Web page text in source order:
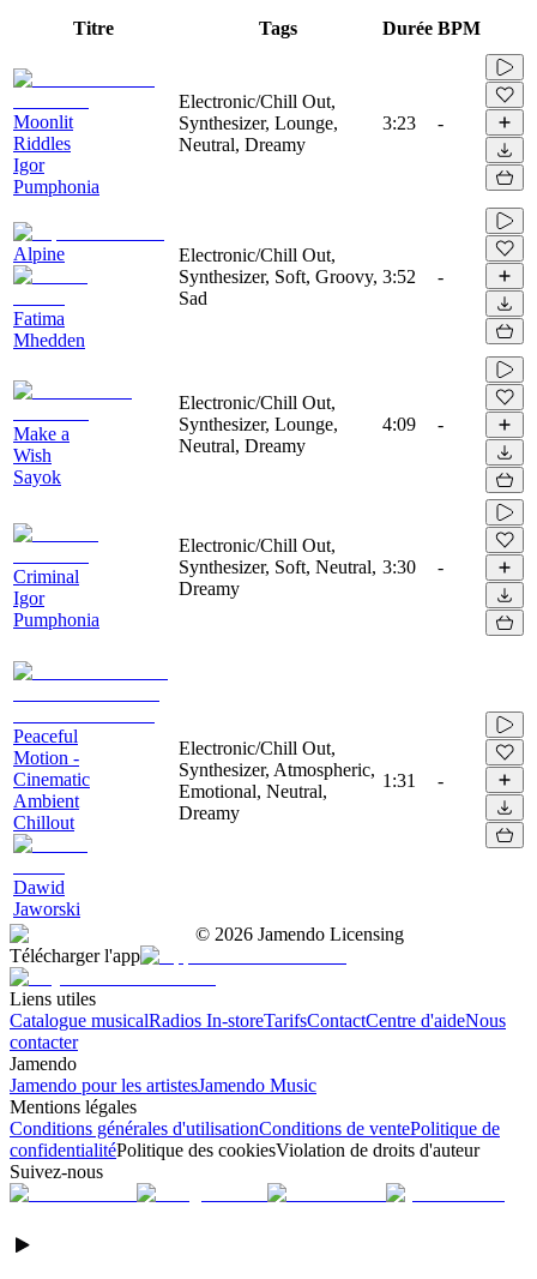
Titre Tags Durée BPM
Moonlit
Riddles
Igor
Pumphonia
Electronic/Chill Out,
Synthesizer, Lounge,
Neutral, Dreamy
3:23 -
Alpine
Fatima
Mhedden
Electronic/Chill Out,
Synthesizer, Soft, Groovy,
Sad
3:52 -
Make a
Wish
Sayok
Electronic/Chill Out,
Synthesizer, Lounge,
Neutral, Dreamy
4:09 -
Criminal
Igor
Pumphonia
Electronic/Chill Out,
Synthesizer, Soft, Neutral,
Dreamy
3:30 -
Peaceful
Motion -
Cinematic
Ambient
Chillout
Dawid
Jaworski
Electronic/Chill Out,
Synthesizer, Atmospheric,
Emotional, Neutral,
Dreamy
1:31 -
© 2026 Jamendo Licensing
Télécharger l'app
Liens utiles
Catalogue musicalRadios In-storeTarifsContactCentre d'aideNous
contacter
Jamendo
Jamendo pour les artistesJamendo Music
Mentions légales
Conditions générales d'utilisationConditions de ventePolitique de
confidentialitéPolitique des cookiesViolation de droits d'auteur
Suivez-nous